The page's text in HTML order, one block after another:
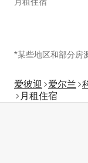
*某些地区和部分房
爱彼迎 爱尔兰
月租住宿